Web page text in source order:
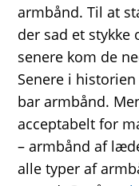
armbånd. Til at
der sad et stykke
senere kom de
Senere i
bar armbånd.
acceptabelt for
– armbånd af
alle typer af